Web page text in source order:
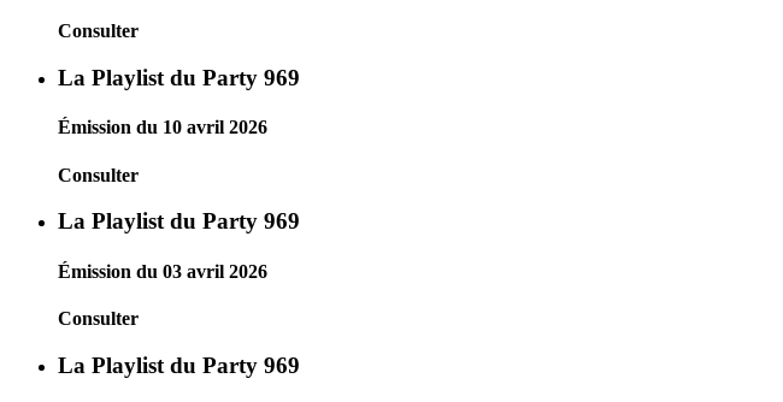
Consulter
La Playlist du Party 969
Émission du 10 avril 2026
Consulter
La Playlist du Party 969
Émission du 03 avril 2026
Consulter
La Playlist du Party 969